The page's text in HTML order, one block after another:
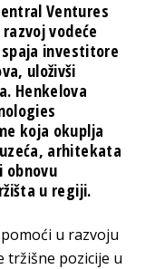
Ventures
vodeće
investitore
uloživši
Henkelova
koja okuplja
arhitekata
obnovu
u regiji.
u razvoju
tržišne pozicije u